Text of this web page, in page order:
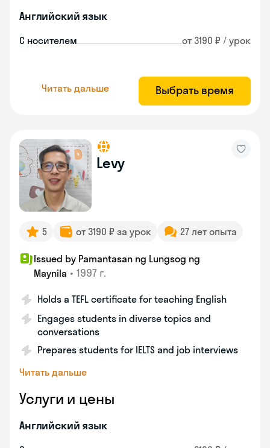
Английский язык
С носителем от 3190 ₽ / урок
Читать дальше Выбрать время
Levy
5 от 3190 ₽ за урок 27 лет опыта
Issued by Pamantasan ng Lungsog ng
Maynila • 1997 г.
Holds a TEFL certificate for teaching English
Engages students in diverse topics and
conversations
Prepares students for IELTS and job interviews
Читать дальше
Услуги и цены
Английский язык